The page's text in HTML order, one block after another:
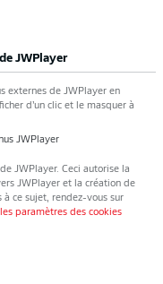
JWPlayer
externes de JWPlayer en
d’un clic et le masquer à
JWPlayer
JWPlayer. Ceci autorise la
JWPlayeret la création de
à ce sujet, rendez-vous sur
paramètres des cookies